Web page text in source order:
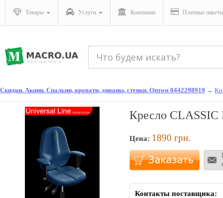
Товары Услуги Компании Платные пакеты
Скидки. Акции. Спальни, кровати, диваны, стенки. Оптом 0442298919 →
Кресло
Цена: 1890 грн.
Контакты поставщика: